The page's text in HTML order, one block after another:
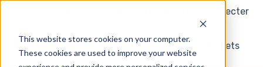
This website stores cookies on your computer.
These cookies are used to improve your website
Afficher le sous-menu pour les traductions
Se connecter
Knowledge base My tickets